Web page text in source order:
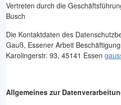
Vertreten durch die
Busch
Die Kontaktdaten des
Gauß, Essener Arbeit
Karolingerstr. 93, 45141 Essen
Allgemeines zur